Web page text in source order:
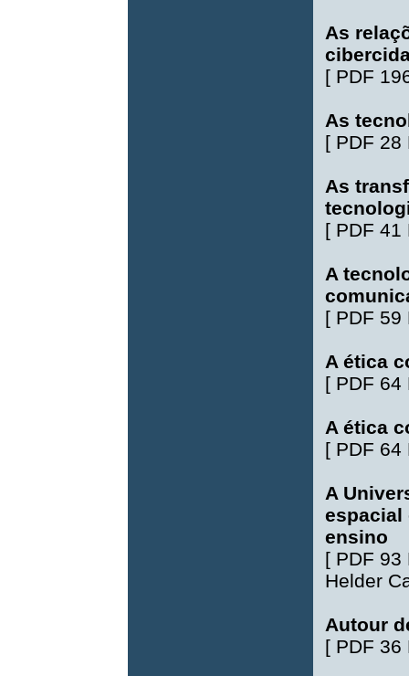
As
[ PDF
As
[ PDF 28
As
[ PDF 41
A
[ PDF 59
A ética
[ PDF 64
A ética
[ PDF 64
A
espacial
ensino
[ PDF 93
Helder
Autour
[ PDF 36